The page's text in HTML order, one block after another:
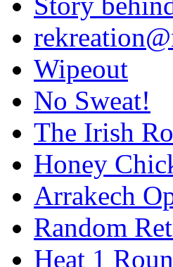
Wipeout
No Sweat!
The Irish
Honey
Arrakech
Random
Heat 1